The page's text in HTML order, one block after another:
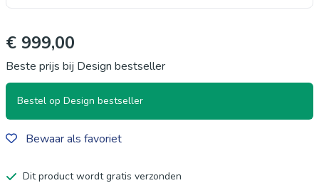
€ 999,00
Beste prijs bij Design bestseller
Bestel op Design bestseller
Bewaar als favoriet
Dit product wordt gratis verzonden